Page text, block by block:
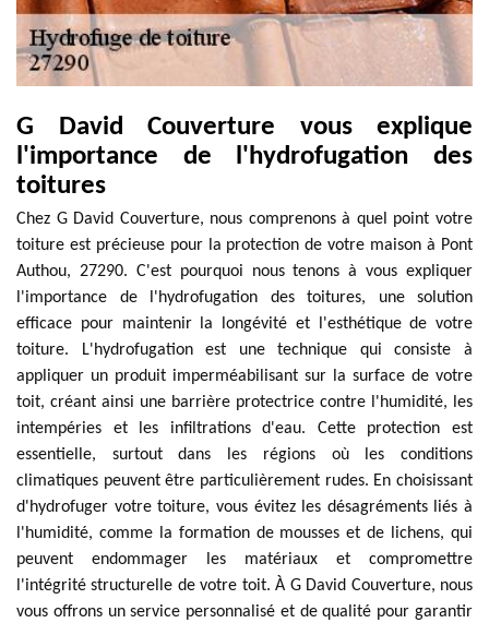
G David Couverture vous explique
l'importance de l'hydrofugation des
toitures
Chez G David Couverture, nous comprenons à quel point votre
toiture est précieuse pour la protection de votre maison à Pont
Authou, 27290. C'est pourquoi nous tenons à vous expliquer
l'importance de l'hydrofugation des toitures, une solution
efficace pour maintenir la longévité et l'esthétique de votre
toiture. L'hydrofugation est une technique qui consiste à
appliquer un produit imperméabilisant sur la surface de votre
toit, créant ainsi une barrière protectrice contre l'humidité, les
intempéries et les infiltrations d'eau. Cette protection est
essentielle, surtout dans les régions où les conditions
climatiques peuvent être particulièrement rudes. En choisissant
d'hydrofuger votre toiture, vous évitez les désagréments liés à
l'humidité, comme la formation de mousses et de lichens, qui
peuvent endommager les matériaux et compromettre
l'intégrité structurelle de votre toit. À G David Couverture, nous
vous offrons un service personnalisé et de qualité pour garantir